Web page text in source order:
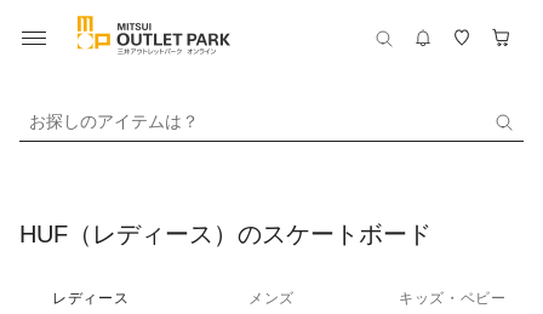
お探しのアイテムは？
HUF（レディース）のスケートボード
レディース メンズ キッズ・ベビー